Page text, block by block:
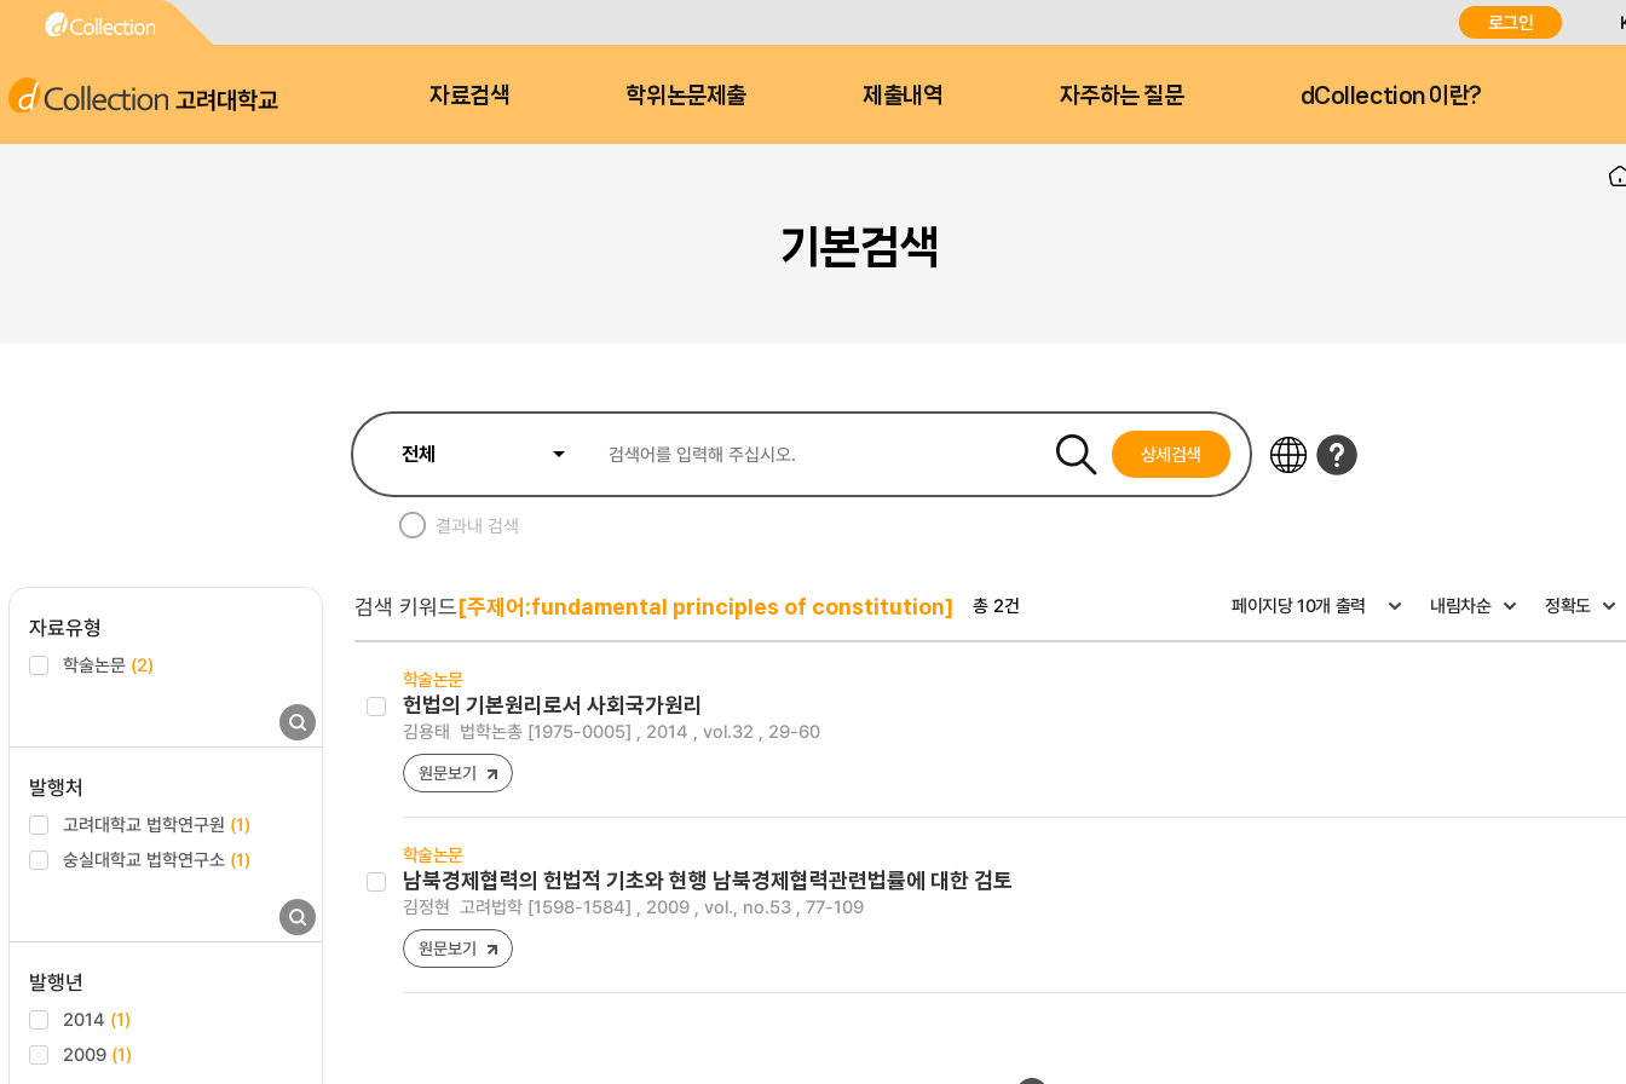
로그인
고려대학교 자료검색 학위논문제출 제출내역 자주하는 질문 dCollection 이란?
기본검색
상세검색
결과내 검색
자료유형
학술논문 (2)
발행처
고려대학교 법학연구원 (1)
숭실대학교 법학연구소 (1)
발행년
2014 (1)
2009 (1)
검색 키워드[주제어:fundamental principles of constitution] 총 2건
학술논문
헌법의 기본원리로서 사회국가원리
김용태 법학논총 [1975-0005] , 2014 , vol.32 , 29-60
원문보기
학술논문
남북경제협력의 헌법적 기초와 현행 남북경제협력관련법률에 대한 검토
김정현 고려법학 [1598-1584] , 2009 , vol., no.53 , 77-109
원문보기